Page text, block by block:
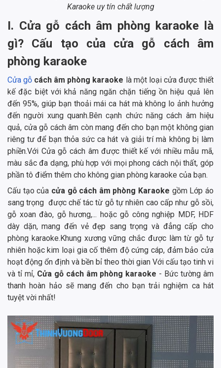
Karaoke uy tín chất lượng
I. Cửa gỗ cách âm phòng karaoke là
gì? Cấu tạo của cửa gỗ cách âm
phòng karaoke
Cửa gỗ cách âm phòng karaoke là một loại cửa được thiết
kế đặc biệt với khả năng ngăn chặn tiếng ồn hiệu quả lên
đến 95%, giúp bạn thoải mái ca hát mà không lo ảnh hưởng
đến người xung quanh.Bên cạnh chức năng cách âm hiệu
quả, cửa gỗ cách âm còn mang đến cho bạn một không gian
riêng tư để bạn thỏa sức ca hát và giải trí mà không bị làm
phiền.Với Cửa gỗ cách âm được thiết kế với nhiều mẫu mã,
màu sắc đa dạng, phù hợp với mọi phong cách nội thất, góp
phần tô điểm thêm cho không gian phòng karaoke của bạn.
Cấu tạo của cửa gỗ cách âm phòng Karaoke gồm Lớp áo
sang trọng được chế tác từ gỗ tự nhiên cao cấp như gỗ sồi,
gỗ xoan đào, gỗ hương,... hoặc gỗ công nghiệp MDF, HDF
dày dặn, mang đến vẻ đẹp sang trọng và đẳng cấp cho
phòng karaoke.Khung xương vững chắc được làm từ gỗ tự
nhiên hoặc kim loại gia cố thêm độ cứng cáp, đảm bảo cửa
hoạt động ổn định và bền bỉ theo thời gian Với cấu tạo tinh vi
và tỉ mỉ, Cửa gỗ cách âm phòng karaoke - Bức tường âm
thanh hoàn hảo sẽ mang đến cho bạn trải nghiệm ca hát
tuyệt vời nhất!